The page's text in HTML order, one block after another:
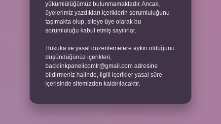
yükümlülüğümüz bulunmamaktadır. Ancak,
üyelerimiz yazdıkları içeriklerin sorumluluğunu
taşımakta olup, siteye üye olarak bu
sorumluluğu kabul etmiş sayılırlar.
Hukuka ve yasal düzenlemelere aykırı olduğunu
düşündüğünüz içerikleri,
backlinkpanelicomtr@gmail.com adresine
bildirmeniz halinde, ilgili içerikler yasal süre
içerisinde sitemizden kaldırılacaktır.